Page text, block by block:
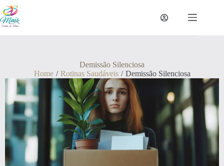
Demissão Silenciosa
Home / Rotinas Saudáveis / Demissão Silenciosa